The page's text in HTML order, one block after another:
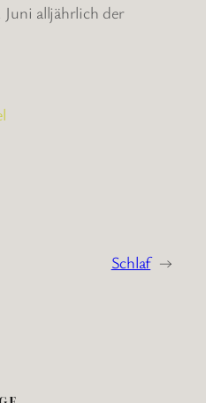
alljährlich der
Schlaf →